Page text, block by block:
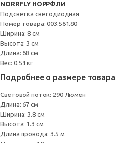
NORRFLY НОРРФЛИ
Подсветка светодиодная
Номер товара: 003.561.80
Ширина: 8 см
Высота: 3 см
Длина: 68 см
Вес: 0.54 кг
Подробнее о размере товара
Световой поток: 290 Люмен
Длина: 67 см
Ширина: 3.8 см
Высота: 1.3 см
Длина провода: 3.5 м